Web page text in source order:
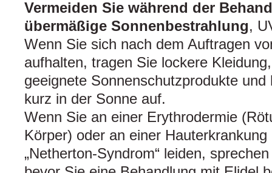
Vermeiden Sie während der
übermäßige Sonnenbestrahlung,
Wenn Sie sich nach dem Auftragen
aufhalten, tragen Sie lockere
geeignete Sonnenschutzprodukte
kurz in der Sonne auf.
Wenn Sie an einer Erythrodermie
Körper) oder an einer
„Netherton-Syndrom“ leiden,